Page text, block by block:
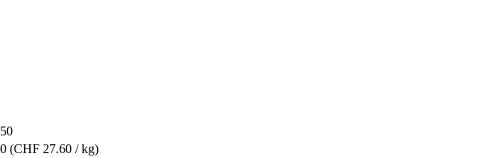
(CHF 27.60 / kg)